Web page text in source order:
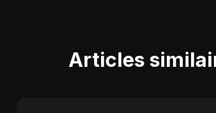
Articles